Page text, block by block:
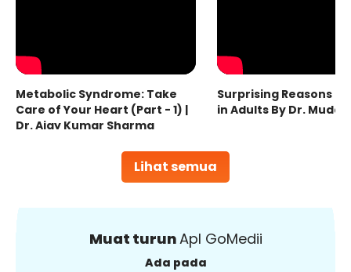
Lihat semua
Metabolic Syndrome: Take
Care of Your Heart (Part - 1) |
Dr. Ajay Kumar Sharma
Surprising Reasons
in Adults By Dr.
Muat turunApl GoMedii
Ada pada